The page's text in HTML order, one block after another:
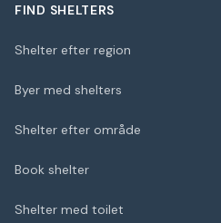
FIND SHELTERS
Shelter efter region
Byer med shelters
Shelter efter område
Book shelter
Shelter med toilet